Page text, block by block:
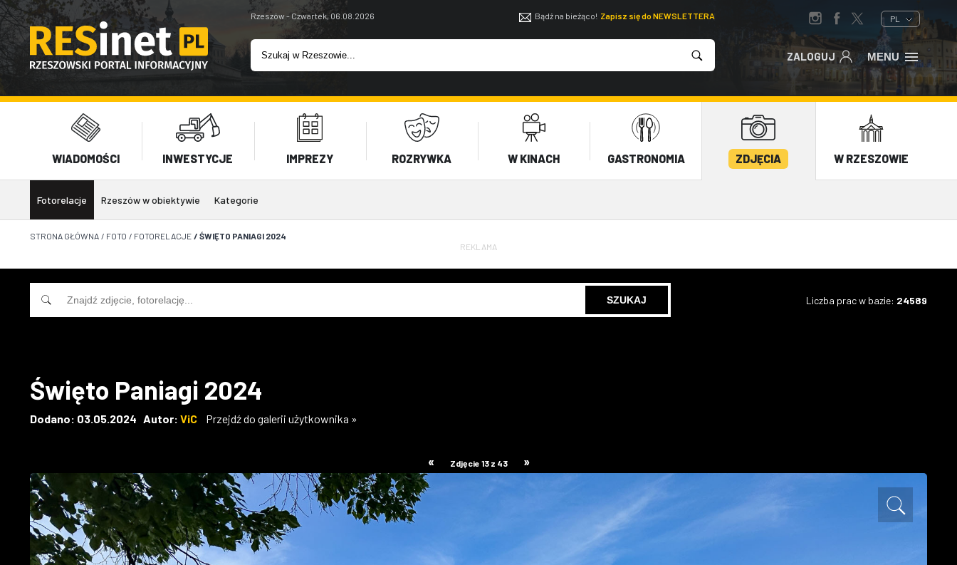
Rzeszów - Czwartek, 06.08.2026 Bądź na bieżąco! Zapisz się do NEWSLETTERA PL
ZALOGUJ MENU
WIADOMOŚCI INWESTYCJE IMPREZY ROZRYWKA W KINACH GASTRONOMIA ZDJĘCIA W RZESZOWIE
Fotorelacje Rzeszów w obiektywie Kategorie
STRONA GŁÓWNA / FOTO / FOTORELACJE / ŚWIĘTO PANIAGI 2024
REKLAMA
Liczba prac w bazie: 24589
Święto Paniagi 2024
Dodano: 03.05.2024 Autor: ViC Przejdź do galerii użytkownika »
« Zdjęcie 13 z 43 »